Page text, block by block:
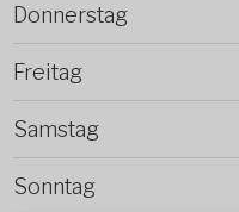
Donnerstag
Freitag
Samstag
Sonntag